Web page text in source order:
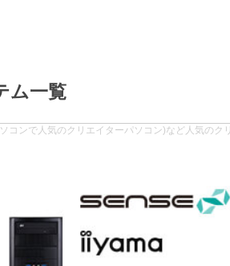
ム一覧
ンで人気のクリエイターパソコン)など人気のク